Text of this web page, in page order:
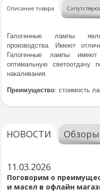
Описание товара
Галогенные лампы
производства. Имеют
Галогенные лампы
оптимальную
накаливания.
Преимущество: стоимость
НОВОСТИ
11.03.2026
Поговорим о
и масел в офлайн